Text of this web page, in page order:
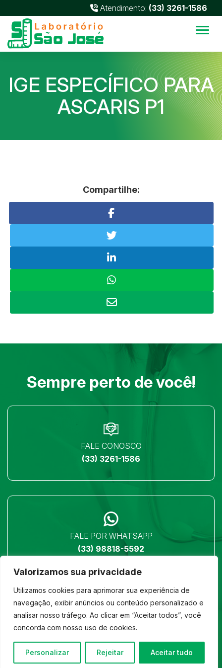
Valorizamos sua privacidade
Utilizamos cookies para aprimorar sua experiência de
navegação, exibir anúncios ou conteúdo personalizado e
analisar nosso tráfego. Ao clicar em “Aceitar todos”, você
concorda com nosso uso de cookies.
Personalizar Rejeitar Aceitar tudo
Atendimento: (33) 3261-1586
IGE ESPECÍFICO PARA
ASCARIS P1
Compartilhe:
Sempre perto de você!
FALE CONOSCO
(33) 3261-1586
FALE POR WHATSAPP
(33) 98818-5592
LOCALIZAÇÃO